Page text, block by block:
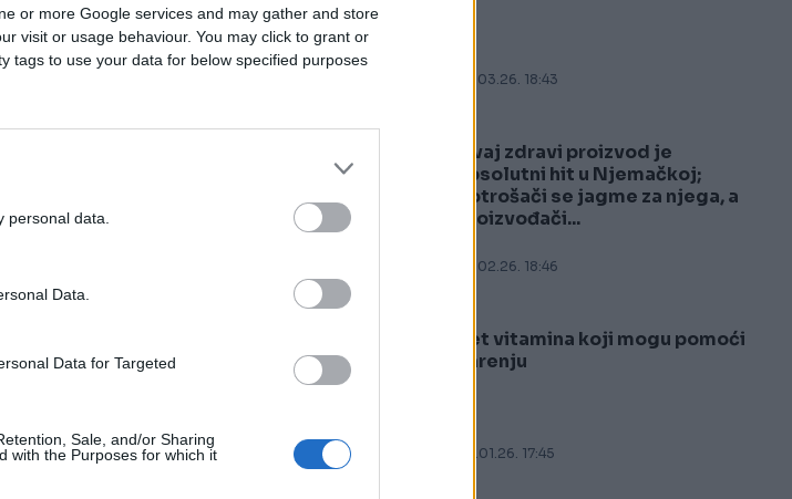
or more Google services and may gather and store
visit or usage behaviour. You may click to grant or
tags to use your data for below specified purposes
personal data.
Data.
Data for Targeted
Sale, and/or Sharing
with the Purposes for which it
04.03.26. 18:43
4
Ovaj zdravi proizvod je
apsolutni hit u Njemačkoj;
potrošači se jagme za njega, a
proizvođači...
22.02.26. 18:46
5
Pet vitamina koji mogu pomoći
varenju
05.01.26. 17:45